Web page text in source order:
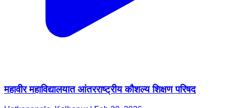
महावीर महाविद्यालयात आंतरराष्ट्रीय कौशल्य शिक्षण परिषद